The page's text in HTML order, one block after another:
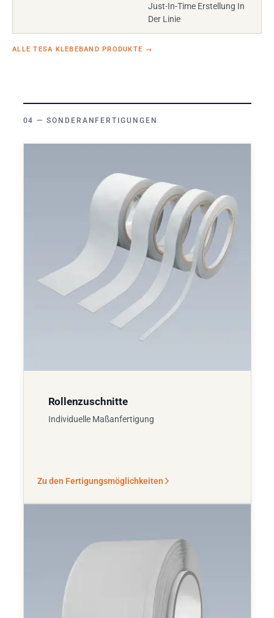
Just-In-Time Erstellung In
Der Linie
ALLE TESA KLEBEBAND PRODUKTE →
SONDERANFERTIGUNGEN
Rollenzuschnitte
Individuelle Maßanfertigung
Zu den Fertigungsmöglichkeiten